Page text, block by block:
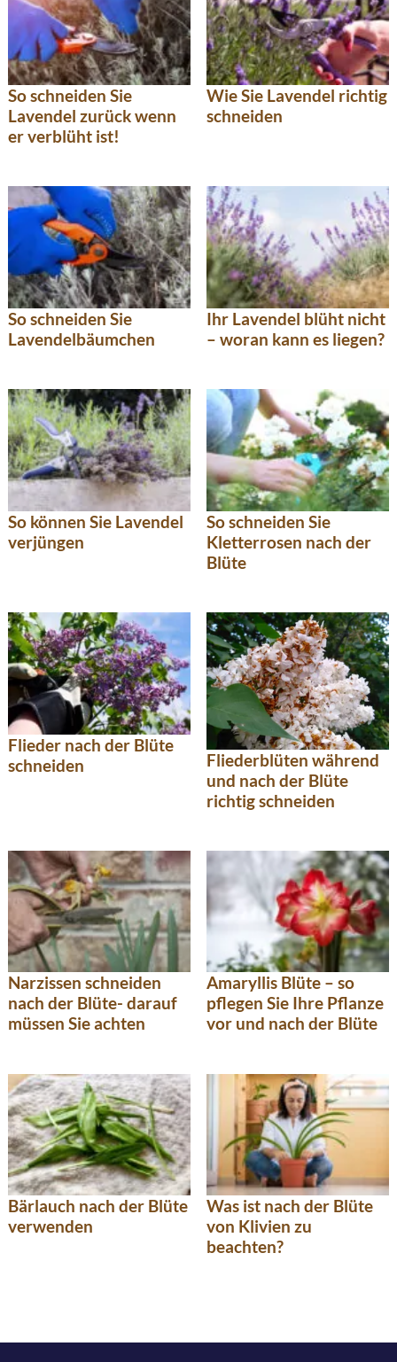
So schneiden Sie
Lavendel zurück wenn
er verblüht ist!
Wie Sie Lavendel richtig
schneiden
So schneiden Sie
Lavendelbäumchen
Ihr Lavendel blüht nicht
– woran kann es liegen?
So können Sie Lavendel
verjüngen
So schneiden Sie
Kletterrosen nach der
Blüte
Flieder nach der Blüte
schneiden
Fliederblüten während
und nach der Blüte
richtig schneiden
Narzissen schneiden
nach der Blüte- darauf
müssen Sie achten
Amaryllis Blüte – so
pflegen Sie Ihre Pflanze
vor und nach der Blüte
Bärlauch nach der Blüte
verwenden
Was ist nach der Blüte
von Klivien zu
beachten?